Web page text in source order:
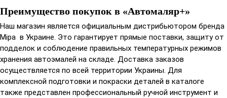
Преимущество покупок в «Автомаляр+»
Наш магазин является официальным дистрибьютором бренда
Mipa в Украине. Это гарантирует прямые поставки, защиту от
подделок и соблюдение правильных температурных режимов
хранения автоэмалей на складе. Доставка заказов
осуществляется по всей территории Украины. Для
комплексной подготовки и покраски деталей в каталоге
также представлен профессиональный ручной инструмент и